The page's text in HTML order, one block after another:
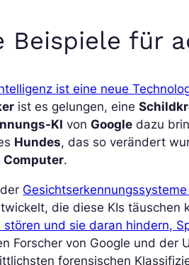
Beispiele für
ist eine neue
ist es gelungen, eine
KI vonGoogle dazu
Hundes, das so verändert
Computer.
die diese KIs täuschen
stören und sie daran hindern,
Forscher von Google und der
forensischen